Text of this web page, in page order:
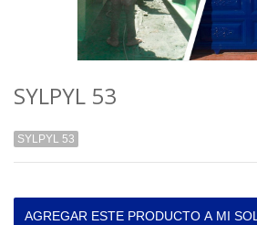
SYLPYL 53
SYLPYL 53
AGREGAR ESTE PRODUCTO A MI